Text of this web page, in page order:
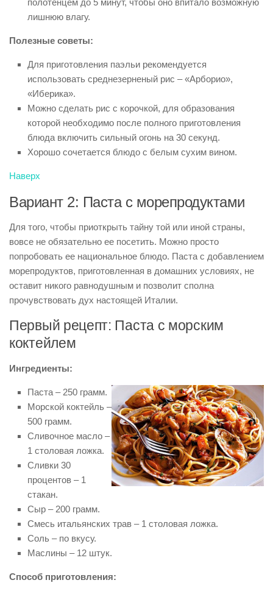
лишнюю влагу.
Полезные советы:
Для приготовления паэльи рекомендуется
использовать среднезерненый рис – «Арборио»,
«Иберика».
Можно сделать рис с корочкой, для образования
которой необходимо после полного приготовления
блюда включить сильный огонь на 30 секунд.
Хорошо сочетается блюдо с белым сухим вином.
Наверх
Вариант 2: Паста с морепродуктами
Для того, чтобы приоткрыть тайну той или иной страны,
вовсе не обязательно ее посетить. Можно просто
попробовать ее национальное блюдо. Паста с добавлением
морепродуктов, приготовленная в домашних условиях, не
оставит никого равнодушным и позволит сполна
прочувствовать дух настоящей Италии.
Первый рецепт: Паста с морским
коктейлем
Ингредиенты:
Паста – 250 грамм.
Морской коктейль –
500 грамм.
Сливочное масло –
1 столовая ложка.
Сливки 30
процентов – 1
стакан.
Сыр – 200 грамм.
Смесь итальянских трав – 1 столовая ложка.
Соль – по вкусу.
Маслины – 12 штук.
Способ приготовления: